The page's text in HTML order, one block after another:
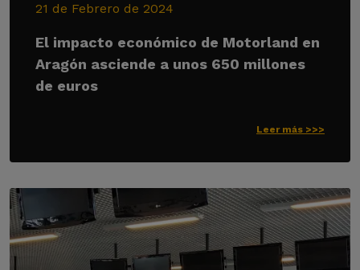
21 de Febrero de 2024
El impacto económico de Motorland en
Aragón asciende a unos 650 millones
de euros
Leer más >>>